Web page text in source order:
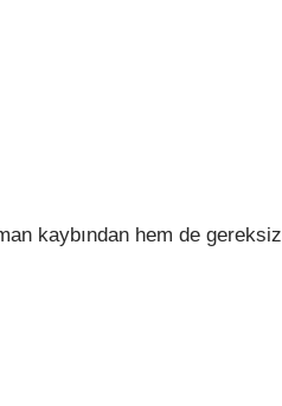
kaybından hem de gereksiz